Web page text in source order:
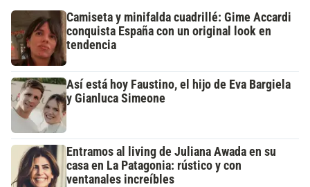
Camiseta y minifalda cuadrillé: Gime Accardi
conquista España con un original look en
tendencia
Así está hoy Faustino, el hijo de Eva Bargiela
y Gianluca Simeone
Entramos al living de Juliana Awada en su
casa en La Patagonia: rústico y con
ventanales increíbles